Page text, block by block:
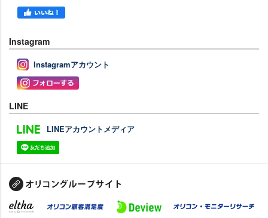
Instagram
Instagramアカウント
LINE
LINEアカウントメディア